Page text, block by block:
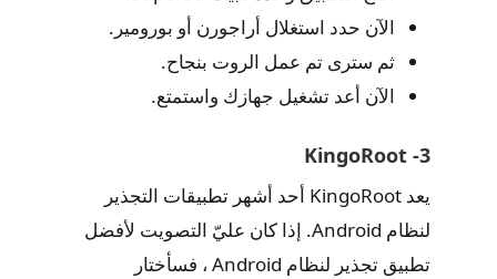
الآن حدد استغلال أراجورن أو بورومير.
ثم سترى تم عمل الروت بنجاح.
الآن أعد تشغيل جهازك واستمتع.
3- KingoRoot
يعد KingoRoot أحد أشهر تطبيقات التجذير
لنظام Android. إذا كان عليّ التصويت لأفضل
تطبيق تجذير لنظام Android ، فسأختار